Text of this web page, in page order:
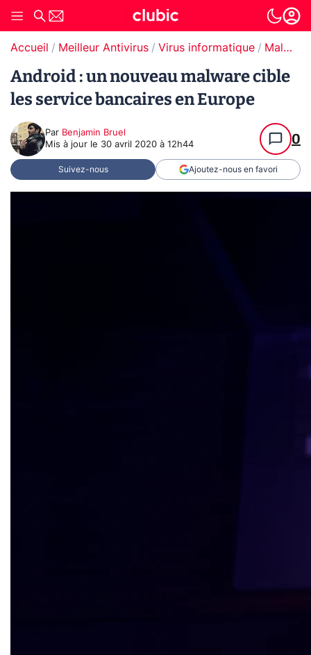
Accueil Meilleur Antivirus Virus informatique Malware / Ransomware
Android : un nouveau malware cible
les service bancaires en Europe
Par Benjamin Bruel
Mis à jour le 30 avril 2020 à 12h44 0
Suivez-nous Ajoutez-nous en favori